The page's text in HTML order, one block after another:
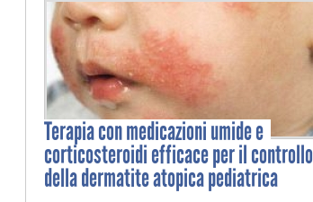
Terapiacon medicazioni umide e
corticosteroidi efficace per il controllo
della dermatite atopica pediatrica